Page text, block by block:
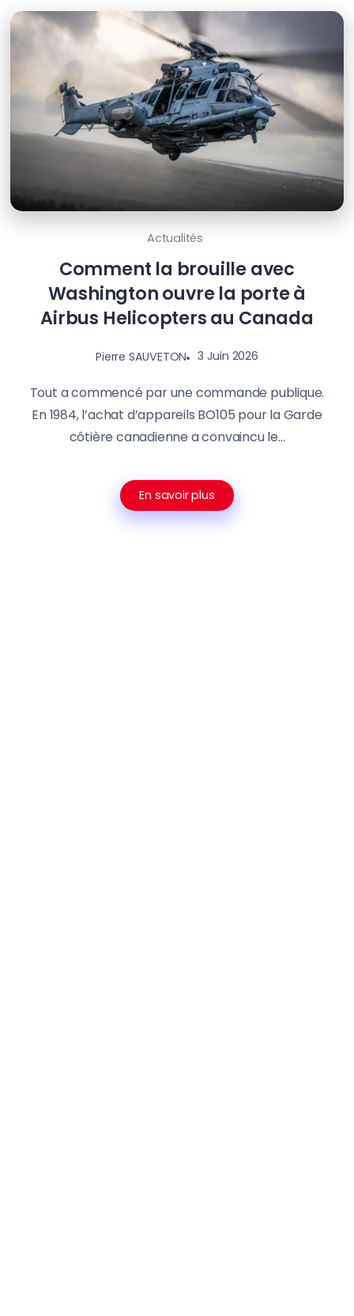
Actualités
Comment la brouille avec
Washington ouvre la porte à
Airbus Helicopters au Canada
Pierre SAUVETON 3 Juin 2026
Tout a commencé par une commande publique.
En 1984, l’achat d’appareils BO105 pour la Garde
côtière canadienne a convaincu le...
En savoir plus